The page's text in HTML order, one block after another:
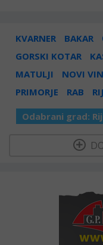
KVARNER BAKAR
GORSKI KOTAR
MATULJI
NOVI
PRIMORJE
RAB
Odabrani grad: